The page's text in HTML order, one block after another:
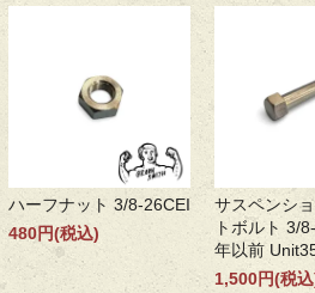
ハーフナット 3/8-26CEI
480円(税込)
サスペンシ
トボルト 3/
年以前
1,500円(税